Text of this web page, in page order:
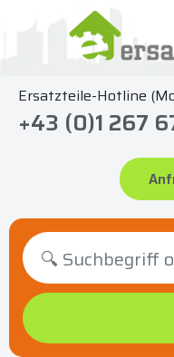
springen
Ersatzteile-Hotline
+43 (0)1 267